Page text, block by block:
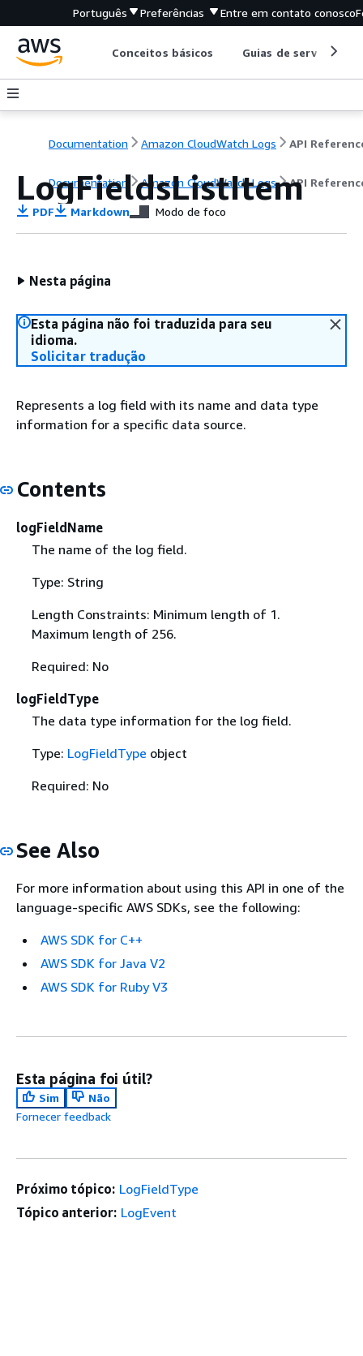
Português Preferências Entre em contato conosco
Conceitos básicos Guias de serviço
Documentation Amazon CloudWatch Logs API
Documentation Amazon CloudWatch Logs API
LogFieldsListItem
PDF Markdown Modo de foco
Nesta página
Esta página não foi traduzida para seu
idioma.
Solicitar tradução
Represents a log field with its name and data type
information for a specific data source.
Contents
logFieldName
The name of the log field.
Type: String
Length Constraints: Minimum length of 1.
Maximum length of 256.
Required: No
logFieldType
The data type information for the log field.
Type: LogFieldType object
Required: No
See Also
For more information about using this API in one of the
language-specific AWS SDKs, see the following:
AWS SDK for C++
AWS SDK for Java V2
AWS SDK for Ruby V3
Esta página foi útil?
Sim
Não
Fornecer feedback
Próximo tópico: LogFieldType
Tópico anterior: LogEvent